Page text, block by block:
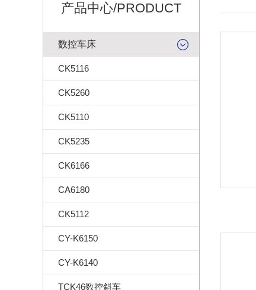
产品中心/PRODUCT
数控车床
CK5116
CK5260
CK5110
CK5235
CK6166
CA6180
CK5112
CY-K6150
CY-K6140
TCK46数控斜车